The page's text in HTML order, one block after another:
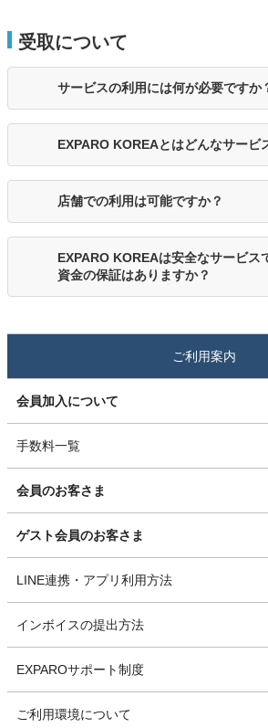
受取について
サービスの利用には何が必要ですか
EXPARO KOREAとはどんなサービ
店舗での利用は可能ですか？
EXPARO KOREAは安全なサービス
資金の保証はありますか？
ご利用案内
会員加入について
手数料一覧
会員のお客さま
ゲスト会員のお客さま
LINE連携・アプリ利用方法
インボイスの提出方法
EXPAROサポート制度
ご利用環境について